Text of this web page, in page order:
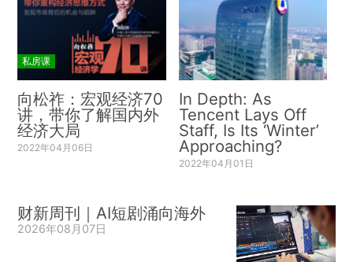
私房课
向松祚：宏观经济70
讲，带你了解国内外
经济大局
2022年04月06日
In Depth: As
Tencent Lays Off
Staff, Is Its ‘Winter’
Approaching?
2022年04月01日
财新周刊｜AI短剧涌向海外
2026年08月07日